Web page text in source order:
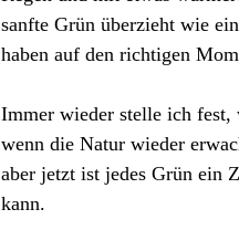
sanfte Grün überzieht wie
haben auf den richtigen
Immer wieder stelle ich fest,
wenn die Natur wieder
aber jetzt ist jedes Grün ein
kann.